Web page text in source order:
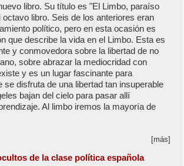
libro. Su título es "El Limbo, paraíso
libro. Seis de los anteriores eran
político, pero en esta ocasión es
que describe la vida en el Limbo. Esta es
y conmovedora sobre la libertad de no
sobre abrazar la mediocridad con
y es un lugar fascinante para
se disfruta de una libertad tan insuperable
bajan del cielo para pasar allí
Al limbo iremos la mayoría de
[más]
de la clase política española